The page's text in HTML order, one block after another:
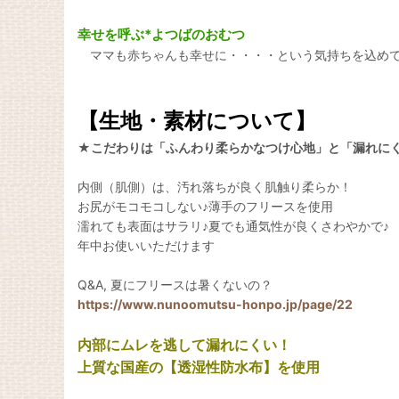
幸せを呼ぶ*よつばのおむつ
ママも赤ちゃんも幸せに・・・・という気持ちを込めて
【生地・素材について】
★こだわりは「ふんわり柔らかなつけ心地」と「漏れに
内側（肌側）は、汚れ落ちが良く肌触り柔らか！
お尻がモコモコしない♪薄手のフリースを使用
濡れても表面はサラリ♪夏でも通気性が良くさわやかで♪
年中お使いいただけます
Q&A, 夏にフリースは暑くないの？
https://www.nunoomutsu-honpo.jp/page/22
内部にムレを逃して漏れにくい！
上質な国産の【透湿性防水布】を使用